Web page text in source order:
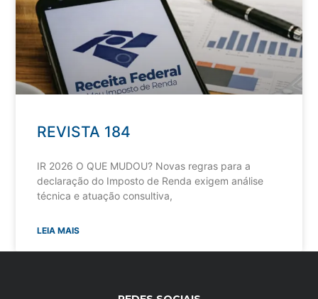
REVISTA 184
IR 2026 O QUE MUDOU? Novas regras para a
declaração do Imposto de Renda exigem análise
técnica e atuação consultiva,
LEIA MAIS